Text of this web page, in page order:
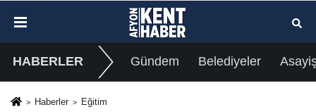
HABERLER Gündem Belediyeler
Haberler Eğitim